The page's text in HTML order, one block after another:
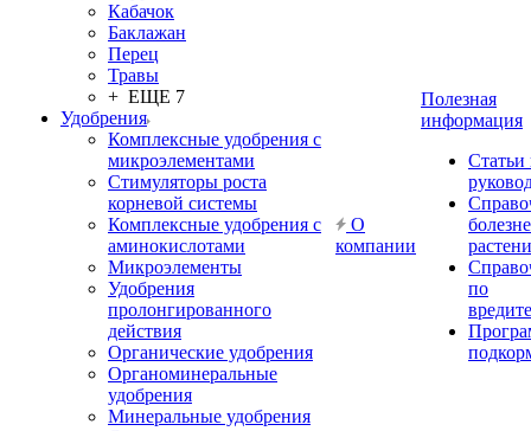
Кабачок
Баклажан
Перец
Травы
+ ЕЩЕ 7
Удобрения
Комплексные удобрения с
микроэлементами
Стимуляторы роста
корневой системы
Комплексные удобрения с
аминокислотами
Микроэлементы
Удобрения
пролонгированного
действия
Органические удобрения
Органоминеральные
удобрения
Минеральные удобрения
О
компании
Полезная
информация
Статьи
по